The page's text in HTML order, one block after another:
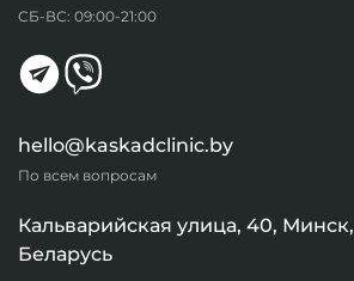
СБ-ВС: 09:00-21:00
hello@kaskadclinic.by
По всем вопросам
Кальварийская улица, 40, Минск,
Беларусь